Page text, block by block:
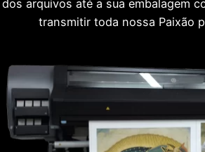
dos arquivos até a sua embalagem
transmitir toda nossa Paixão